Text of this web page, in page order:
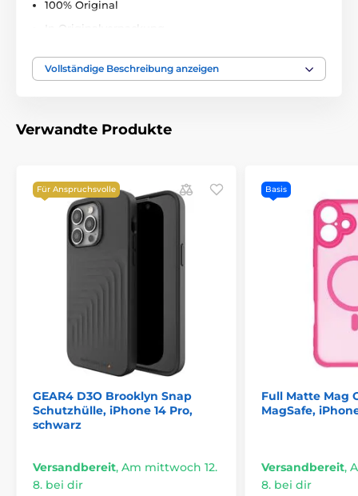
100% Original
In Originalverpackung
Perfekte Passform
Mit Tastenabdeckungen
1x Techsuit MagSafe Pro Hülle
Vollständige Beschreibung anzeigen
Verwandte Produkte
Für Anspruchsvolle
GEAR4 D3O Brooklyn Snap
Schutzhülle, iPhone 14 Pro,
schwarz
Versandbereit, Am mittwoch 12.
8. bei dir
Basis
Full Matte Mag
MagSafe,
Versandbereit,
8. bei dir